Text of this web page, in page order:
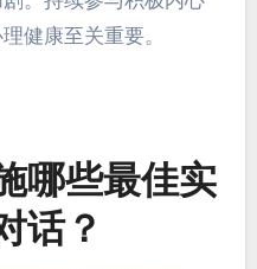
果是什么？
可能难以应对压力，
。持续参与积极内心
健康至关重要。